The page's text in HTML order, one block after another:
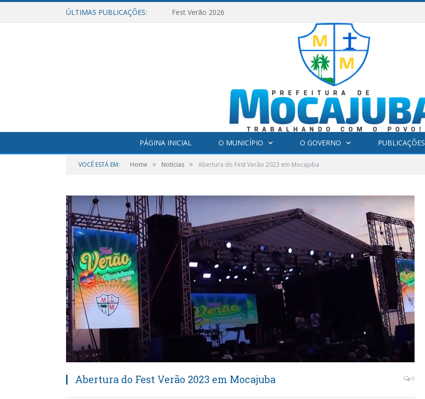
ÚLTIMAS PUBLICAÇÕES: Fest Verão 2026
PÁGINA INICIAL O MUNICÍPIO O GOVERNO PUBLICAÇÕES
VOCÊ ESTÁ EM: Home » Notícias » Abertura do Fest Verão 2023 em Mocajuba
Abertura do Fest Verão 2023 em Mocajuba 0